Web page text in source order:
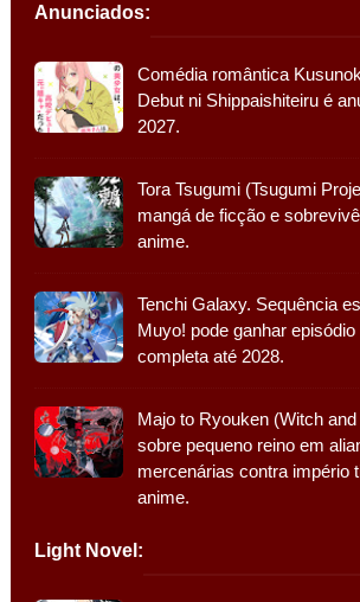
Anunciados:
Comédia romântica
Debut ni Shippaishiteiru é
2027.
Tora Tsugumi (Tsugumi
mangá de ficção e
anime.
Tenchi Galaxy. Sequência
Muyo! pode ganhar
completa até 2028.
Majo to Ryouken (Witch
sobre pequeno reino em
mercenárias contra império
anime.
Light Novel: